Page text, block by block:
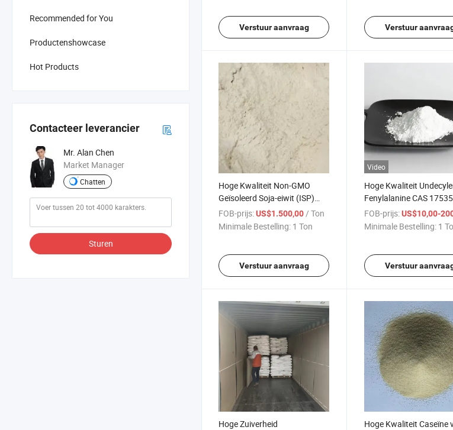
Recommended for You
Productenshowcase
Hot Products
Contacteer leverancier
Mr. Alan Chen
Market Manager
Chatten
Sturen
Verstuur aanvraag Verstuur
Hoge Kwaliteit Non-GMO
Geïsoleerd Soja-eiwit (ISP)
Voedselkwaliteit CAS 9010-
10-0
FOB-prijs:US$1.500,00 / Ton
Minimale Bestelling: 1 Ton
Verstuur aanvraag
Video
Hoge Kwaliteit
Fenylalanine CAS
3
FOB-prijs: US$10,00-
Minimale Bestelling: 1
Verstuur
Hoge Zuiverheid
Hoge Kwaliteit Caseïne